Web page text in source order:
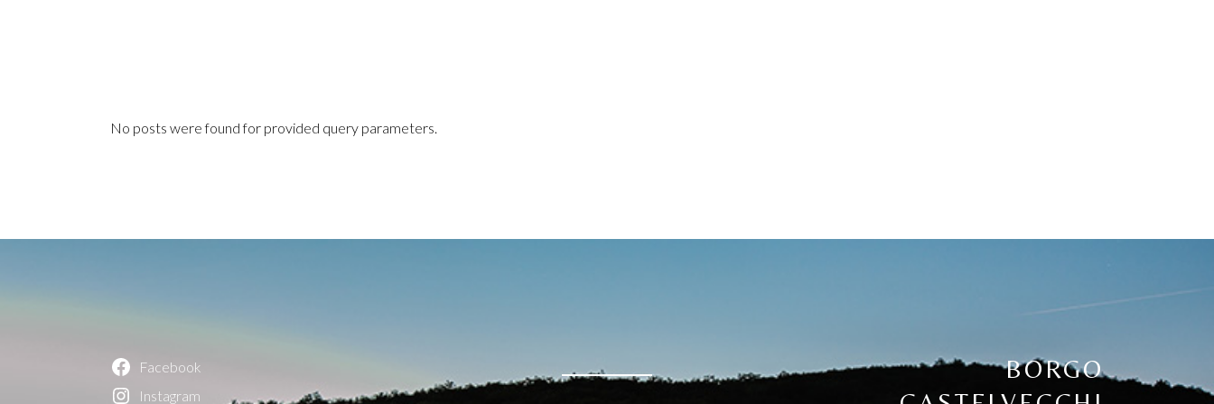
No posts were found for provided query parameters.
Facebook
Instagram
BORGO